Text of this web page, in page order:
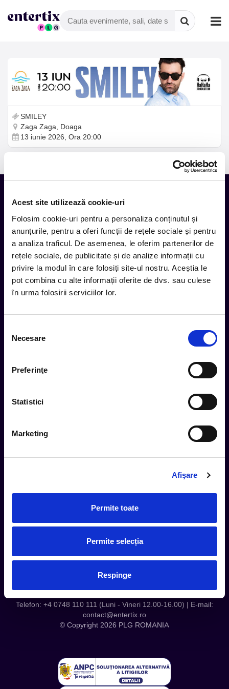
Acest site utilizează cookie-uri
Folosim cookie-uri pentru a personaliza conținutul și
anunțurile, pentru a oferi funcții de rețele sociale și pentru
a analiza traficul. De asemenea, le oferim partenerilor de
rețele sociale, de publicitate și de analize informații cu
privire la modul în care folosiți site-ul nostru. Aceștia le
pot combina cu alte informații oferite de dvs. sau culese
în urma folosirii serviciilor lor.
consimțământului
Necesare
Preferinţe
Statistici
Marketing
Afişare
Permite toate
Permite selecția
Respinge
SMILEY
Zaga Zaga, Doaga
13 iunie 2026, Ora 20:00
Tot ce te intereseaza, direct in
inbox.
Aboneaza-te la newsletter-ul nostru, fii primul la care ajung
evenimentele noi.
Metode plata
Magazine partenere
Termeni si Conditii
Politica Confidentialitate
Telefon: +4 0748 110 111 (Luni - Vineri 12.00-16.00) | E-mail:
contact@entertix.ro
© Copyright 2026 PLG ROMANIA